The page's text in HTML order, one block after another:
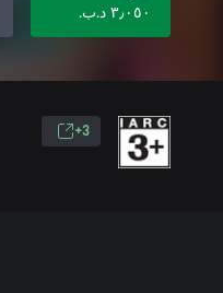
٣٫٠٥٠ د.ب.‏
3+